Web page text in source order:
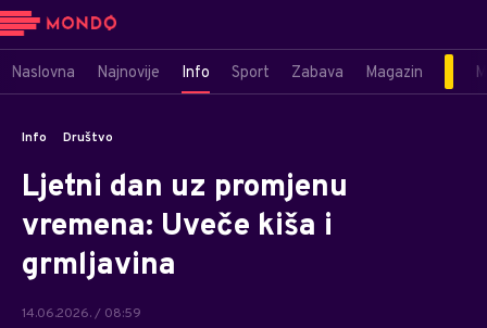
Naslovna Najnovije Info Sport Zabava Magazin
Info Društvo
Ljetni dan uz promjenu
vremena: Uveče kiša i
grmljavina
14.06.2026. / 08:59